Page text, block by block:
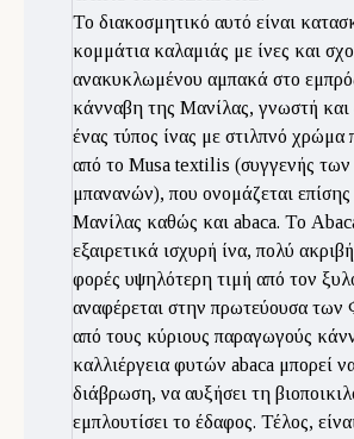
Το διακοσμητικό αυτό είναι
κομμάτια καλαμιάς με ίνες και
ανακυκλωμένου αμπακά στο
κάνναβη της Μανίλας, γνωστή και
ένας τύπος ίνας με στιλπνό χρώμα
από το Musa textilis (συγγενής
μπανανών), που ονομάζεται
Μανίλας καθώς και abaca. Το
εξαιρετικά ισχυρή ίνα, πολύ
φορές υψηλότερη τιμή από τον
αναφέρεται στην πρωτεύουσα των
από τους κύριους παραγωγούς
καλλιέργεια φυτών abaca μπορεί
διάβρωση, να αυξήσει τη
εμπλουτίσει το έδαφος. Τέλος,